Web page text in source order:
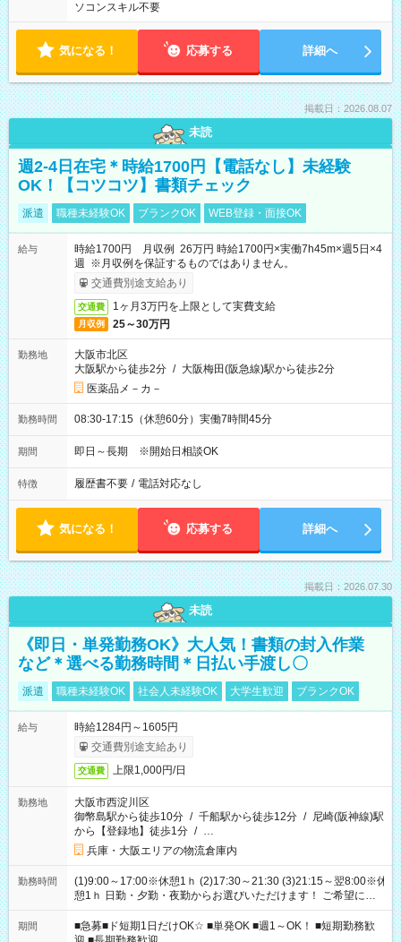
ソコンスキル不要
気になる！ 応募する 詳細へ
掲載日：2026.08.07
未読
週2-4日在宅＊時給1700円【電話なし】未経験
OK！【コツコツ】書類チェック
派遣 職種未経験OK ブランクOK WEB登録・面接OK
給与
時給1700円 月収例 26万円 時給1700円×実働7h45m×週5日×4
週 ※月収例を保証するものではありません。
交通費別途支給あり
交通費 1ヶ月3万円を上限として実費支給
月収例 25～30万円
勤務地
大阪市北区
大阪駅から徒歩2分 / 大阪梅田(阪急線)駅から徒歩2分
医薬品メ－カ－
勤務時間 08:30-17:15（休憩60分）実働7時間45分
期間 即日～長期 ※開始日相談OK
特徴 履歴書不要 / 電話対応なし
気になる！ 応募する 詳細へ
掲載日：2026.07.30
未読
《即日・単発勤務OK》大人気！書類の封入作業
など＊選べる勤務時間＊日払い手渡し〇
派遣 職種未経験OK 社会人未経験OK 大学生歓迎 ブランクOK
給与
時給1284円～1605円
交通費別途支給あり
交通費 上限1,000円/日
勤務地
大阪市西淀川区
御幣島駅から徒歩10分 / 千船駅から徒歩12分 / 尼崎(阪神線)駅
から【登録地】徒歩1分 / …
兵庫・大阪エリアの物流倉庫内
勤務時間
(1)9:00～17:00※休憩1ｈ (2)17:30～21:30 (3)21:15～翌8:00※休
憩1ｈ 日勤・夕勤・夜勤からお選びいただけます！ ご希望に合
わせて働けるお仕事です(*^^*) 【その他選べる勤務時間】 8-17
時/9-17時/9-18時/10-18時/11-21時/18-22時/20-翌4時/21-翌5
時/22-翌6時/0-翌8時 ご自身のご都合で選んで頂ける完全自由シ
期間
■急募■ド短期1日だけOK☆ ■単発OK ■週1～OK！ ■短期勤務歓